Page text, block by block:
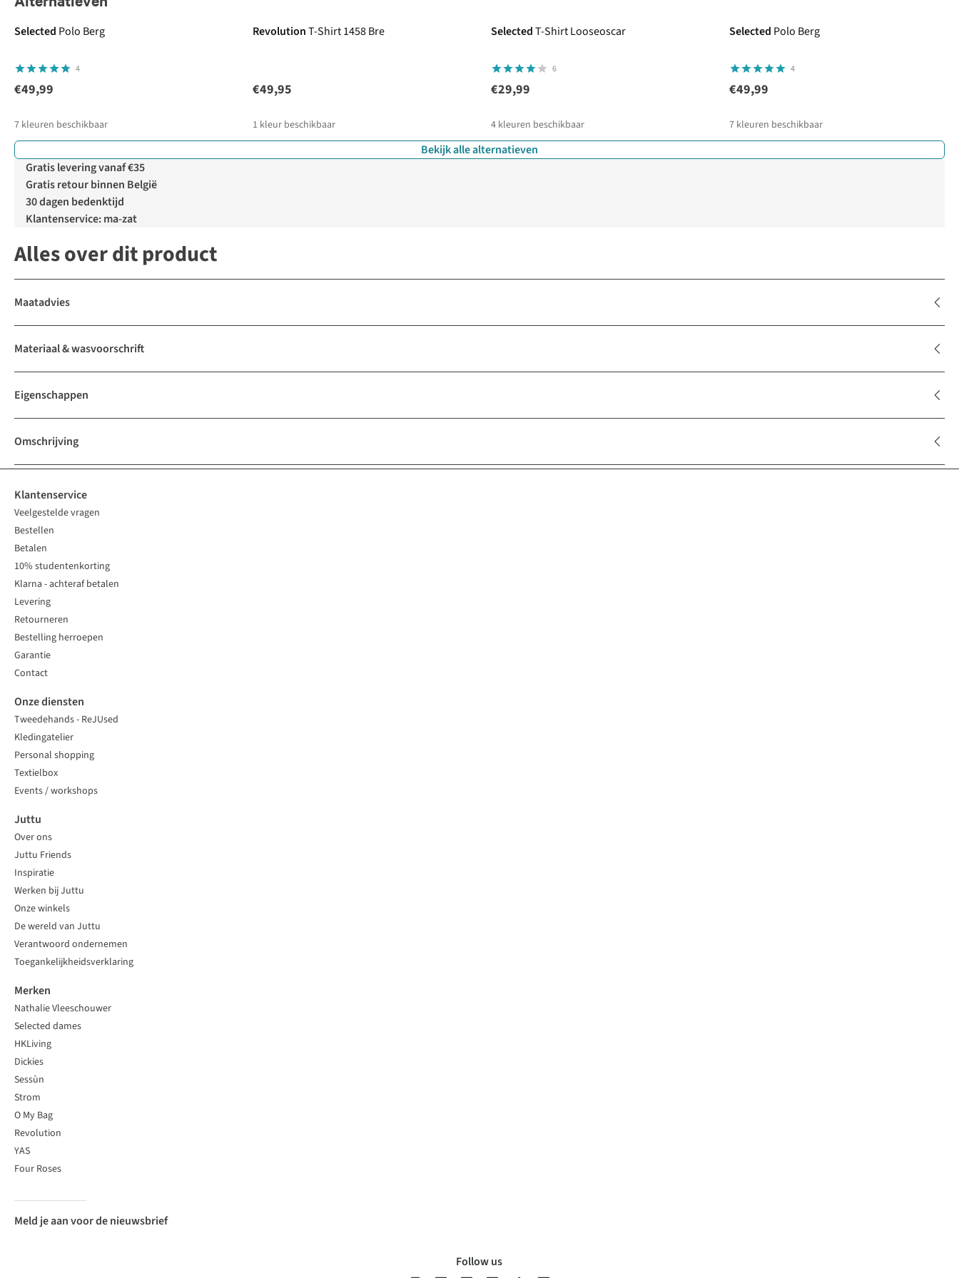
Selected Polo Berg
4
€49,99
7 kleuren beschikbaar
RevolutionT-Shirt 1458 Bre
€49,95
1 kleur beschikbaar
SelectedT-Shirt Looseoscar
6
€29,99
4 kleuren beschikbaar
Selected Polo Berg
4
€49,99
7 kleuren beschikbaar
Bekijk alle alternatieven
Gratis levering vanaf €35
Gratis retour binnen België
30 dagen bedenktijd
Klantenservice: ma-zat
Alles over dit product
Maatadvies
Materiaal & wasvoorschrift
Eigenschappen
Omschrijving
Klantenservice
Veelgestelde vragen
Bestellen
Betalen
10% studentenkorting
Klarna - achteraf betalen
Levering
Retourneren
Bestelling herroepen
Garantie
Contact
Onze diensten
Tweedehands - ReJUsed
Kledingatelier
Personal shopping
Textielbox
Events / workshops
Juttu
Over ons
Juttu Friends
Inspiratie
Werken bij Juttu
Onze winkels
De wereld van Juttu
Verantwoord ondernemen
Toegankelijkheidsverklaring
Merken
Nathalie Vleeschouwer
Selected dames
HKLiving
Dickies
Sessùn
Strom
O My Bag
Revolution
YAS
Four Roses
Meld je aan voor de nieuwsbrief
Follow us